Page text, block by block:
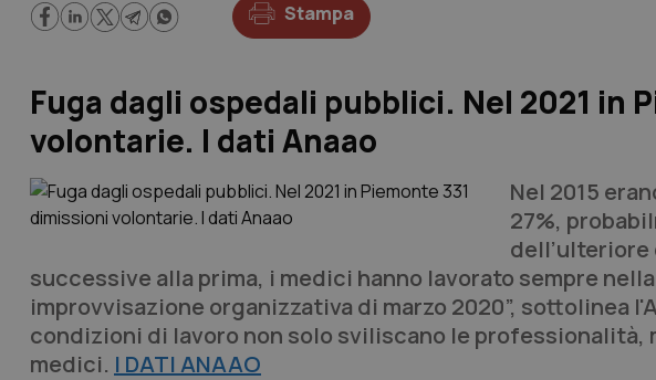
Stampa
Fuga dagli ospedali pubblici. Nel 2021 in
volontarie. I dati Anaao
Nel 2015
27%,
dell’ulteriore
successive alla prima, i medici hanno lavorato sempre
improvvisazione organizzativa di marzo 2020”, sottolinea
condizioni di lavoro non solo sviliscano le professionalità,
medici. I DATI ANAAO